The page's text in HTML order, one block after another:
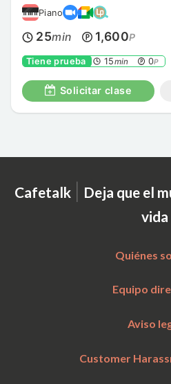
Piano
25min 1,600P
Tiene prueba 15min 0P
Solicitar clase
Cafetalk | Deja que el
vida
Quiénes
Equipo
Aviso
Customer